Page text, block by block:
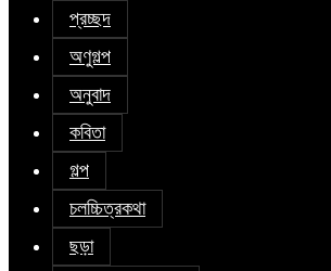
প্রচ্ছদ
অণুগল্প
অনুবাদ
কবিতা
গল্প
চলচ্চিত্রকথা
ছড়া